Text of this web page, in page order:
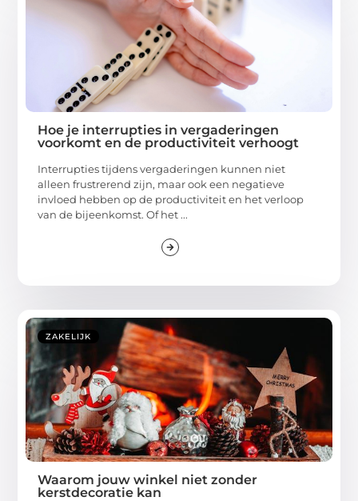
Hoe je interrupties in vergaderingen
voorkomt en de productiviteit verhoogt
Interrupties tijdens vergaderingen kunnen niet
alleen frustrerend zijn, maar ook een negatieve
invloed hebben op de productiviteit en het verloop
van de bijeenkomst. Of het ...
ZAKELIJK
Waarom jouw winkel niet zonder
kerstdecoratie kan